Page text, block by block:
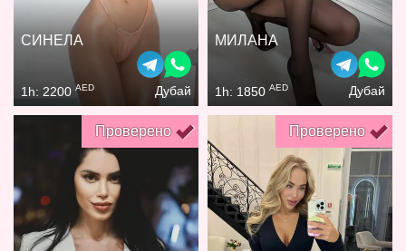
СИНЕЛА
1h: 2200 AED Дубай
МИЛАНА
1h: 1850 AED Дубай
Проверено Проверено